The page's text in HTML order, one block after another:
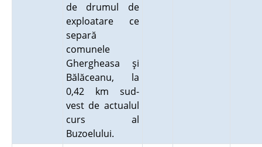
de drumul de
exploatare ce
separă
comunele
Ghergheasa şi
Bălăceanu, la
0,42 km sud-
vest de actualul
curs al
Buzoelului.